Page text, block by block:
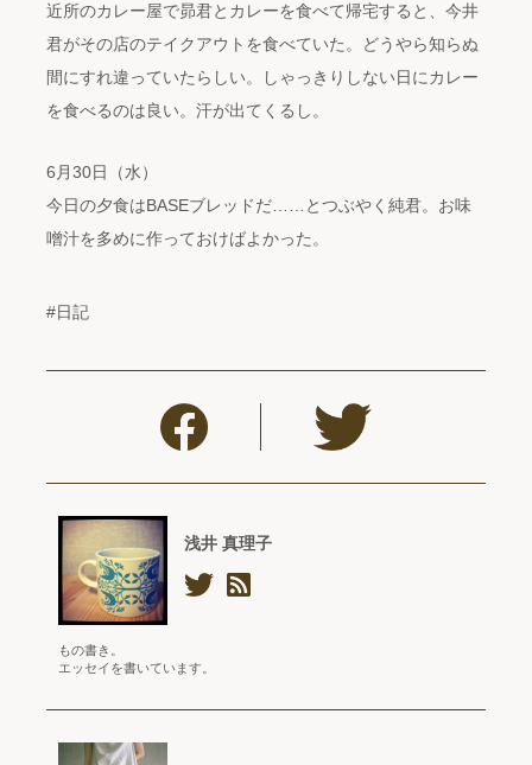
近所のカレー屋で昴君とカレーを食べて帰宅すると、今井
君がその店のテイクアウトを食べていた。どうやら知らぬ
間にすれ違っていたらしい。しゃっきりしない日にカレー
を食べるのは良い。汗が出てくるし。
6月30日（水）
今日の夕食はBASEブレッドだ……とつぶやく純君。お味
噌汁を多めに作っておけばよかった。
#日記
浅井 真理子
もの書き。
エッセイを書いています。